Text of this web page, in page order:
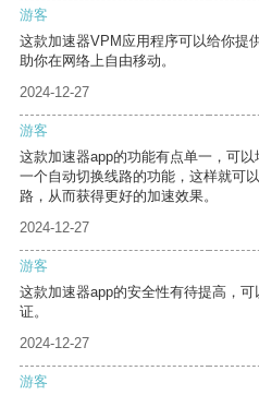
游客
这款加速器VPM应用程序可以给你提
助你在网络上自由移动。
2024-12-27
游客
这款加速器app的功能有点单一，可
一个自动切换线路的功能，这样就可
路，从而获得更好的加速效果。
2024-12-27
游客
这款加速器app的安全性有待提高，
证。
2024-12-27
游客